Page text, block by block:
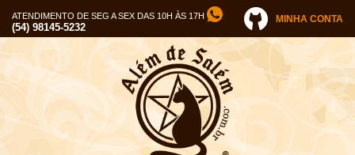
ATENDIMENTO DE SEG A SEX DAS 10H ÀS 17H
(54) 98145-5232
MINHA CONTA